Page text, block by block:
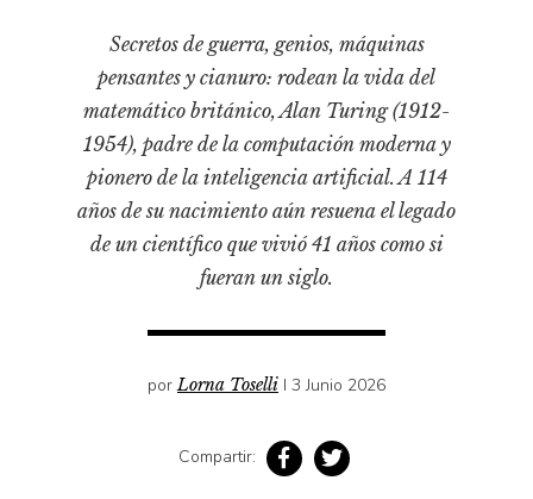
Gran reserva
Historia material de los libros
Lagunas mentales
Libros usados
Secretos de guerra, genios, máquinas
pensantes y cianuro: rodean la vida del
matemático británico, Alan Turing (1912-
1954), padre de la computación moderna y
pionero de la inteligencia artificial. A 114
años de su nacimiento aún resuena el legado
de un científico que vivió 41 años como si
fueran un siglo.
porLorna Toselli I 3 Junio 2026
Compartir: